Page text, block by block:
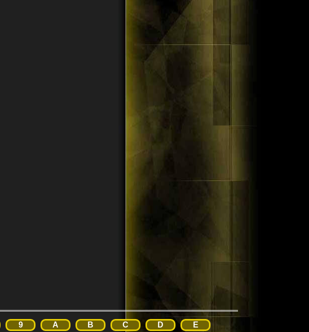
9 A B C D E